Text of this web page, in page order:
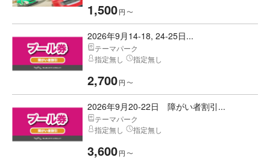
1,500円 〜
2026年9月14-18, 24-25日...
テーマパーク
指定無し
指定無し
2,700円 〜
2026年9月20-22日 障がい者割引...
テーマパーク
指定無し
指定無し
3,600円 〜